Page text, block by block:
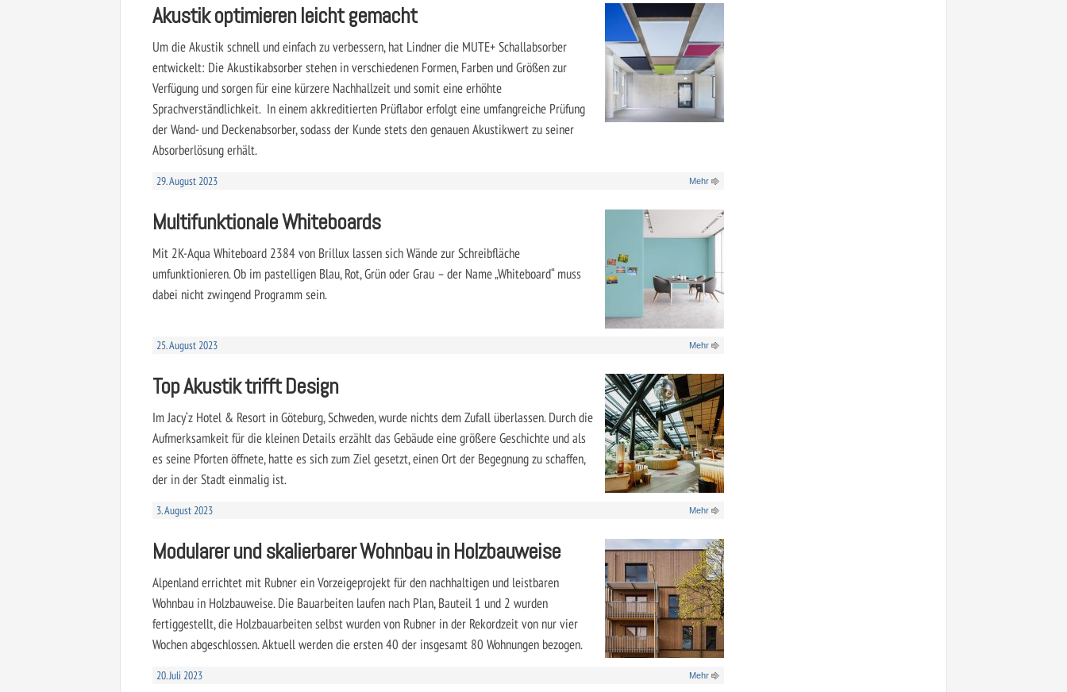
Akustik optimieren leicht gemacht
Um die Akustik schnell und einfach zu verbessern, hat Lindner die MUTE+ Schallabsorber
entwickelt: Die Akustikabsorber stehen in verschiedenen Formen, Farben und Größen zur
Verfügung und sorgen für eine kürzere Nachhallzeit und somit eine erhöhte
Sprachverständlichkeit. In einem akkreditierten Prüflabor erfolgt eine umfangreiche Prüfung
der Wand- und Deckenabsorber, sodass der Kunde stets den genauen Akustikwert zu seiner
Absorberlösung erhält.
29. August 2023 Mehr
Multifunktionale Whiteboards
Mit 2K-Aqua Whiteboard 2384 von ­Brillux lassen sich Wände zur Schreibfläche
umfunktionieren. Ob im pastelligen Blau, Rot, Grün oder Grau – der Name „Whiteboard“ muss
dabei nicht zwingend Programm sein.
25. August 2023 Mehr
Top Akustik trifft Design
Im Jacy‘z Hotel & Resort in Göteburg, Schweden, wurde nichts dem Zufall überlassen. Durch die
Aufmerksamkeit für die kleinen Details erzählt das Gebäude eine größere Geschichte und als
es seine Pforten öffnete, hatte es sich zum Ziel gesetzt, einen Ort der Begegnung zu schaffen,
der in der Stadt einmalig ist.
3. August 2023 Mehr
Modularer und skalierbarer Wohnbau in Holzbauweise
Alpenland errichtet mit Rubner ein Vorzeigeprojekt für den nachhaltigen und leistbaren
Wohnbau in Holzbauweise. Die Bauarbeiten laufen nach Plan, Bauteil 1 und 2 wurden
fertiggestellt, die Holzbauarbeiten selbst wurden von Rubner in der Rekordzeit von nur vier
Wochen abgeschlossen. Aktuell werden die ersten 40 der insgesamt 80 Wohnungen bezogen.
20. Juli 2023 Mehr